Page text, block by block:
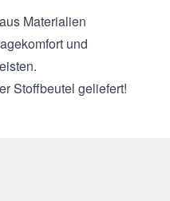
Materialien
und
Stoffbeutel geliefert!